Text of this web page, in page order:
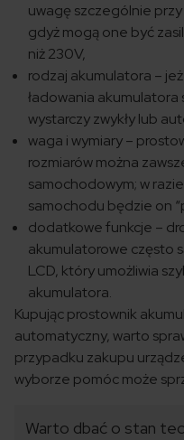
uwagę szczególnie
gdyż mogą one być
niż 230V,
rodzaj akumulatora –
ładowania
wystarczy zwykły lub
waga i wymiary –
rozmiarów można
samochodowym; w
samochodu będzie on
dodatkowe funkcje –
akumulatorowe często
LCD, który umożliwia
akumulatora.
Kupując prostownik
automatyczny, warto
przypadku zakupu
wyborze pomóc może
Warto dbać o stan